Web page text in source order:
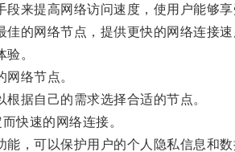
提高网络访问速度，使用户能够享
的网络节点，提供更快的网络连接速
。
络节点。
据自己的需求选择合适的节点。
快速的网络连接。
，可以保护用户的个人隐私信息和数